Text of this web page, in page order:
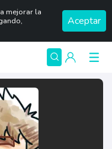
mejorar la
Aceptar